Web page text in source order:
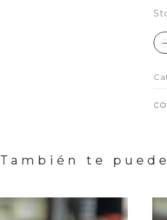
También te